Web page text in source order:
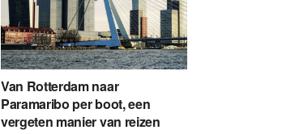
Van Rotterdam naar
Paramaribo per boot, een
vergeten manier van reizen